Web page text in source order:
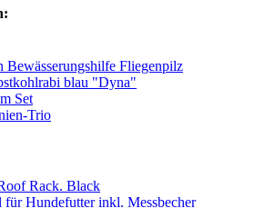
Bewässerungshilfe Fliegenpilz
blau "Dyna"
Set
Trio
Rack. Black
Hundefutter inkl. Messbecher